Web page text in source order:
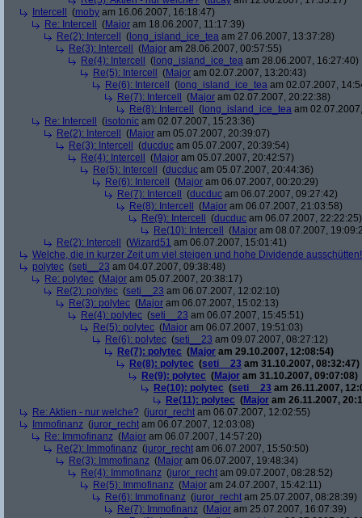
Intercell
(moby am 16.06.2007, 16:18:47)
Re: Intercell
(Major am 18.06.2007, 11:17:39)
Re(2): Intercell
( long_island_ice_tea am 27.06.2007, 13:37:28)
Re(3): Intercell
(Major am 28.06.2007, 00:57:55)
Re(4): Intercell
( long_island_ice_tea am 28.06.2007, 16:27:40)
Re(5): Intercell
(Major am 02.07.2007, 13:20:43)
Re(6): Intercell
( long_island_ice_tea am 02.07.2007,
Re(7): Intercell
(Major am 02.07.2007, 20:22:38)
Re(8): Intercell
( long_island_ice_tea am
Re: Intercell
(isotonic am 02.07.2007, 15:23:36)
Re(2): Intercell
(Major am 05.07.2007, 20:39:07)
Re(3): Intercell
(ducduc am 05.07.2007, 20:39:54)
Re(4): Intercell
(Major am 05.07.2007, 20:42:57)
Re(5): Intercell
(ducduc am 05.07.2007, 20:44:36)
Re(6): Intercell
(Major am 06.07.2007, 00:20:29)
Re(7): Intercell
(ducduc am 06.07.2007, 09:27:42)
Re(8): Intercell
(Major am 06.07.2007, 21:03:58)
Re(9): Intercell
(ducduc am 06.07.2007, 22:22:25)
Re(10): Intercell
(Major am 08.07.2007,
Re(2): Intercell
(Wizard51 am 06.07.2007, 15:01:41)
Welche, die in kurzer Zeit um viel steigen und hohe Dividende
polytec (seti__23 am 04.07.2007, 09:38:48)
Re: polytec (Major am 05.07.2007, 20:38:17)
Re(2): polytec (seti__23 am 06.07.2007, 12:02:10)
Re(3): polytec (Major am 06.07.2007, 15:02:13)
Re(4): polytec (seti__23 am 06.07.2007, 15:45:51)
Re(5): polytec (Major am 06.07.2007, 19:51:03)
Re(6): polytec (seti__23 am 09.07.2007, 08:27:12)
Re(7): polytec (Major am 29.10.2007, 12:08:54)
Re(8): polytec (seti__23 am 31.10.2007, 08:32:47)
Re(9): polytec (Major am 31.10.2007, 09:07:08)
Re(10): polytec (seti__23 am 26.11.2007,
Re(11): polytec (Major am 26.11.2007,
Re: Aktien - nur welche? (juror_recht am 06.07.2007, 12:02:55)
Immofinanz (juror_recht am 06.07.2007, 12:03:08)
Re: Immofinanz (Major am 06.07.2007, 14:57:20)
Re(2): Immofinanz (juror_recht am 06.07.2007, 15:50:50)
Re(3): Immofinanz (Major am 06.07.2007, 19:48:34)
Re(4): Immofinanz (juror_recht am 09.07.2007, 08:28:52)
Re(5): Immofinanz (Major am 24.07.2007, 15:42:11)
Re(6): Immofinanz (juror_recht am 25.07.2007, 08:28:39)
Re(7): Immofinanz (Major am 25.07.2007, 16:07:39)